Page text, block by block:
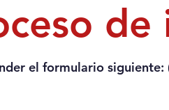
de
el formulario